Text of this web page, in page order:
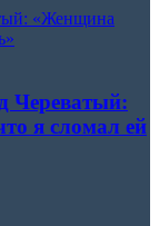
«Женщина
Череватый:
я сломал ей